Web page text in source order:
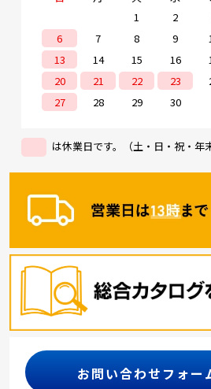
1
2
6
7 8 9
13
14 15 16
20
21 22 23
27
28 29 30
は休業日です。（土・日・祝・年
お問い合わせフォー